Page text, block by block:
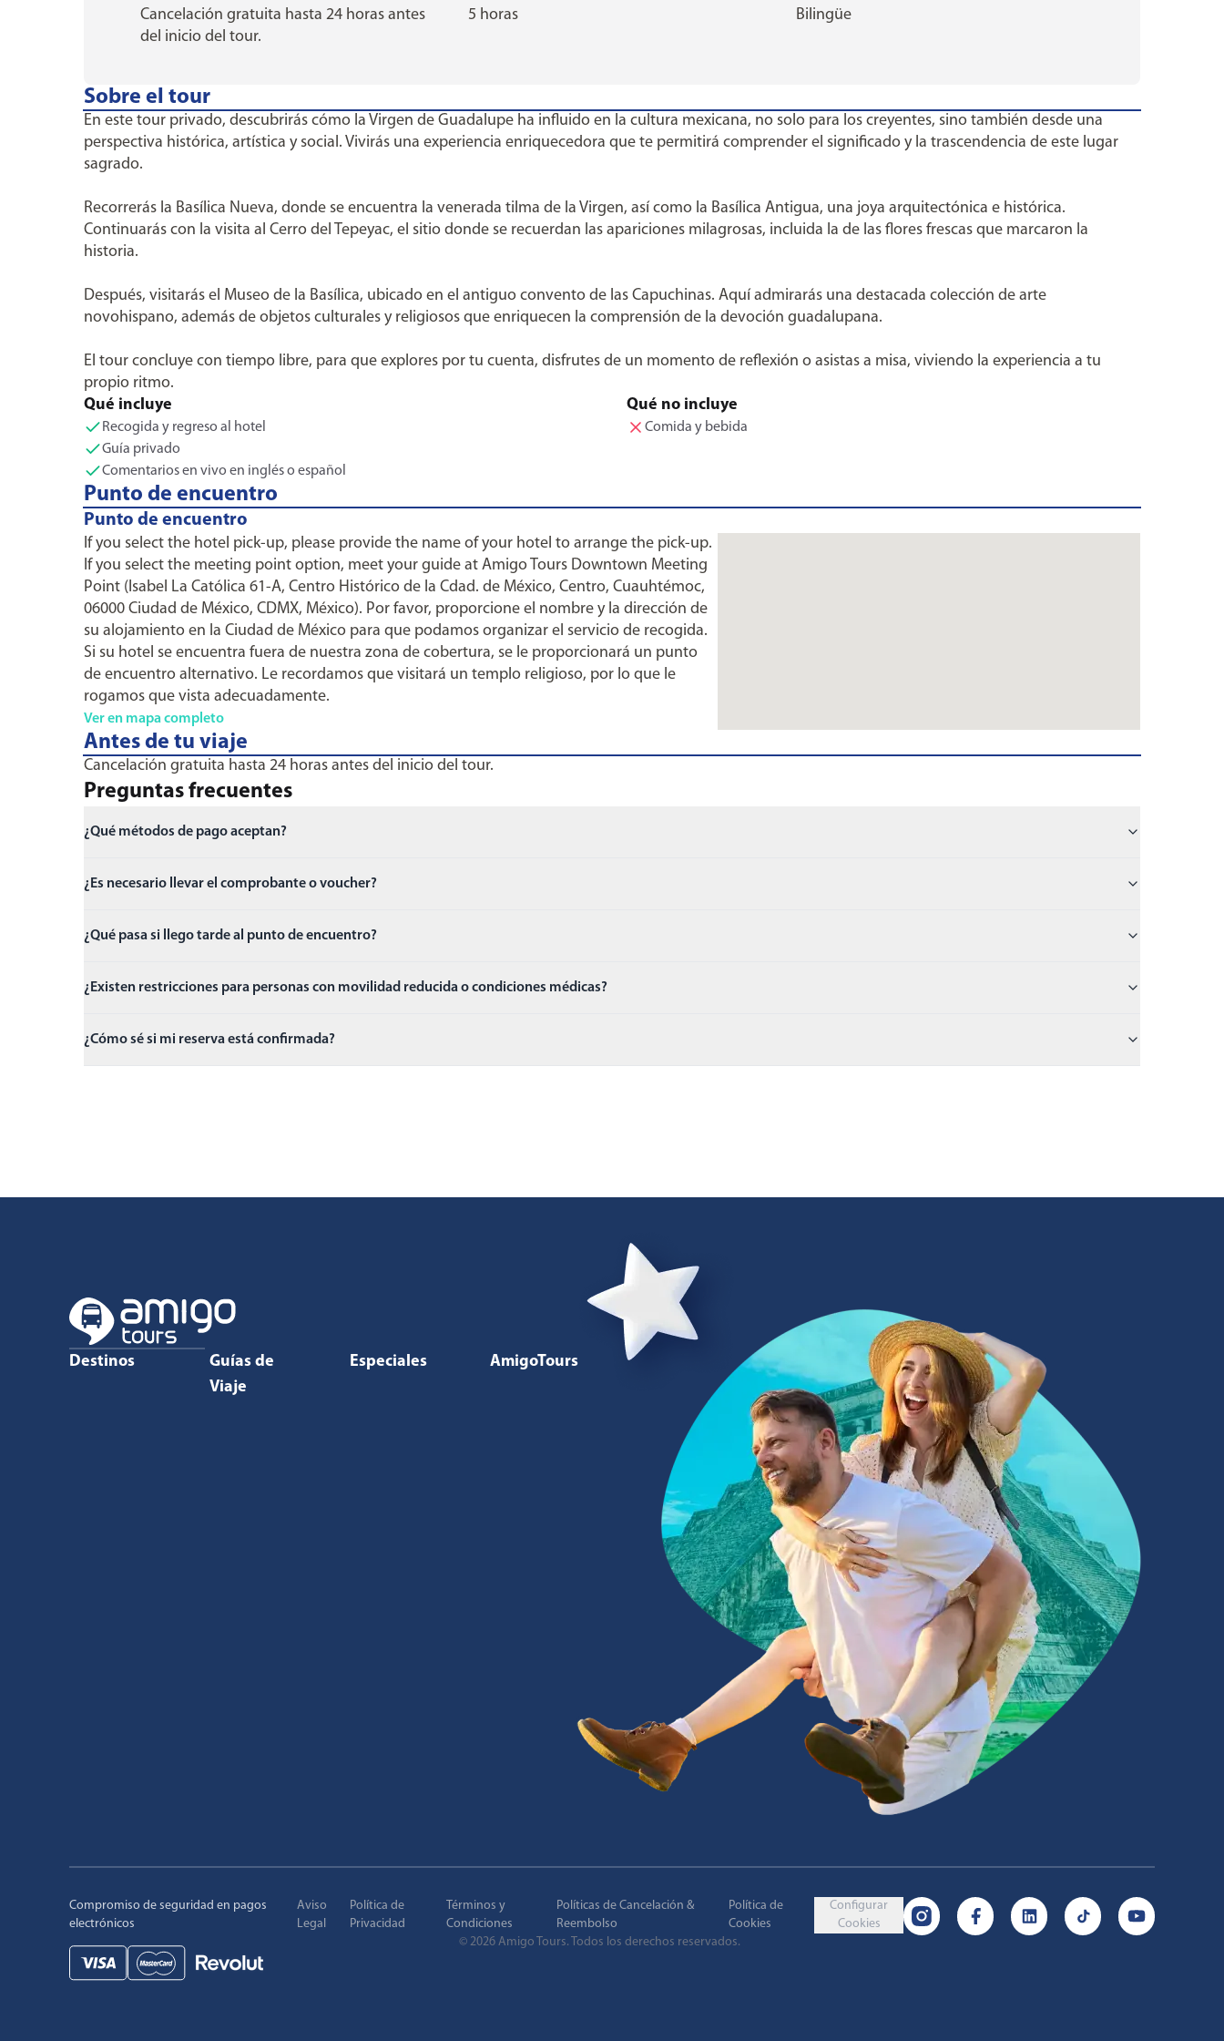
Cancelación gratuita hasta 24 horas antes
del inicio del tour.
5 horas Bilingüe
Sobre el tour
En este tour privado, descubrirás cómo la Virgen de Guadalupe ha influido en la cultura mexicana, no solo para los creyentes, sino también desde una
perspectiva histórica, artística y social. Vivirás una experiencia enriquecedora que te permitirá comprender el significado y la trascendencia de este lugar
sagrado.
Recorrerás la Basílica Nueva, donde se encuentra la venerada tilma de la Virgen, así como la Basílica Antigua, una joya arquitectónica e histórica.
Continuarás con la visita al Cerro del Tepeyac, el sitio donde se recuerdan las apariciones milagrosas, incluida la de las flores frescas que marcaron la
historia.
Después, visitarás el Museo de la Basílica, ubicado en el antiguo convento de las Capuchinas. Aquí admirarás una destacada colección de arte
novohispano, además de objetos culturales y religiosos que enriquecen la comprensión de la devoción guadalupana.
El tour concluye con tiempo libre, para que explores por tu cuenta, disfrutes de un momento de reflexión o asistas a misa, viviendo la experiencia a tu
propio ritmo.
Qué incluye
Recogida y regreso al hotel
Guía privado
Comentarios en vivo en inglés o español
Qué no incluye
Comida y bebida
Punto de encuentro
Punto de encuentro
If you select the hotel pick-up, please provide the name of your hotel to arrange the pick-up.
If you select the meeting point option, meet your guide at Amigo Tours Downtown Meeting
Point (Isabel La Católica 61-A, Centro Histórico de la Cdad. de México, Centro, Cuauhtémoc,
06000 Ciudad de México, CDMX, México). Por favor, proporcione el nombre y la dirección de
su alojamiento en la Ciudad de México para que podamos organizar el servicio de recogida.
Si su hotel se encuentra fuera de nuestra zona de cobertura, se le proporcionará un punto
de encuentro alternativo. Le recordamos que visitará un templo religioso, por lo que le
rogamos que vista adecuadamente.
Ver en mapa completo
Antes de tu viaje
Cancelación gratuita hasta 24 horas antes del inicio del tour.
Preguntas frecuentes
¿Qué métodos de pago aceptan?
¿Es necesario llevar el comprobante o voucher?
¿Qué pasa si llego tarde al punto de encuentro?
¿Existen restricciones para personas con movilidad reducida o condiciones médicas?
¿Cómo sé si mi reserva está confirmada?
Destinos
Guías de
Viaje
Especiales AmigoTours
Compromiso de seguridad en pagos
electrónicos
Aviso
Legal
Política de
Privacidad
Términos y
Condiciones
Políticas de Cancelación &
Reembolso
Política de
Cookies
Configurar
Cookies
©2026 Amigo Tours. Todos los derechos reservados.